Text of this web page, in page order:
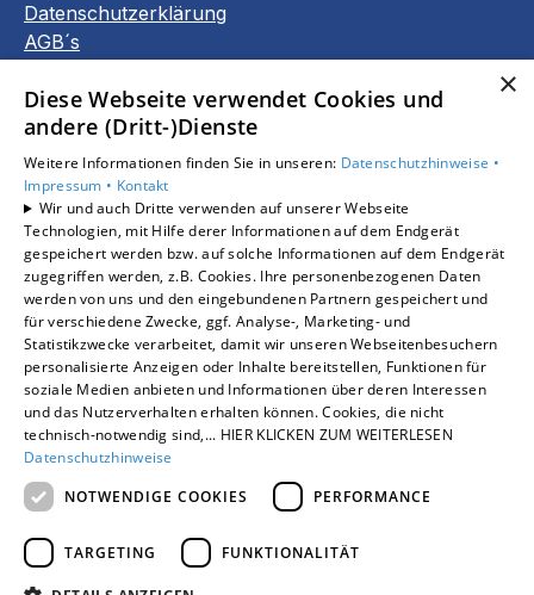
Datenschutzerklärung
AGB´s
Unsere Bereiche
Privatkunden
Gewerbekunden
Karriere
Unternehmen
Kontakt
Um externe HTML-Inhalte anzuzeigen, benötigen
wir Ihre Einwilligung.
Weitere Informationen finden Sie in unserer
Datenschutzerklärung.
Cookie-Einstellungen öffnen
×
Diese Webseite verwendet Cookies und
andere (Dritt-)Dienste
Weitere Informationen finden Sie in unseren: Datenschutzhinweise •
Impressum • Kontakt
Wir und auch Dritte verwenden auf unserer Webseite
Technologien, mit Hilfe derer Informationen auf dem Endgerät
gespeichert werden bzw. auf solche Informationen auf dem Endgerät
zugegriffen werden, z.B. Cookies. Ihre personenbezogenen Daten
werden von uns und den eingebundenen Partnern gespeichert und
für verschiedene Zwecke, ggf. Analyse-, Marketing- und
Statistikzwecke verarbeitet, damit wir unseren Webseitenbesuchern
personalisierte Anzeigen oder Inhalte bereitstellen, Funktionen für
soziale Medien anbieten und Informationen über deren Interessen
und das Nutzerverhalten erhalten können. Cookies, die nicht
technisch-notwendig sind,... HIER KLICKEN ZUM WEITERLESEN
Datenschutzhinweise
NOTWENDIGE COOKIES
PERFORMANCE
TARGETING FUNKTIONALITÄT